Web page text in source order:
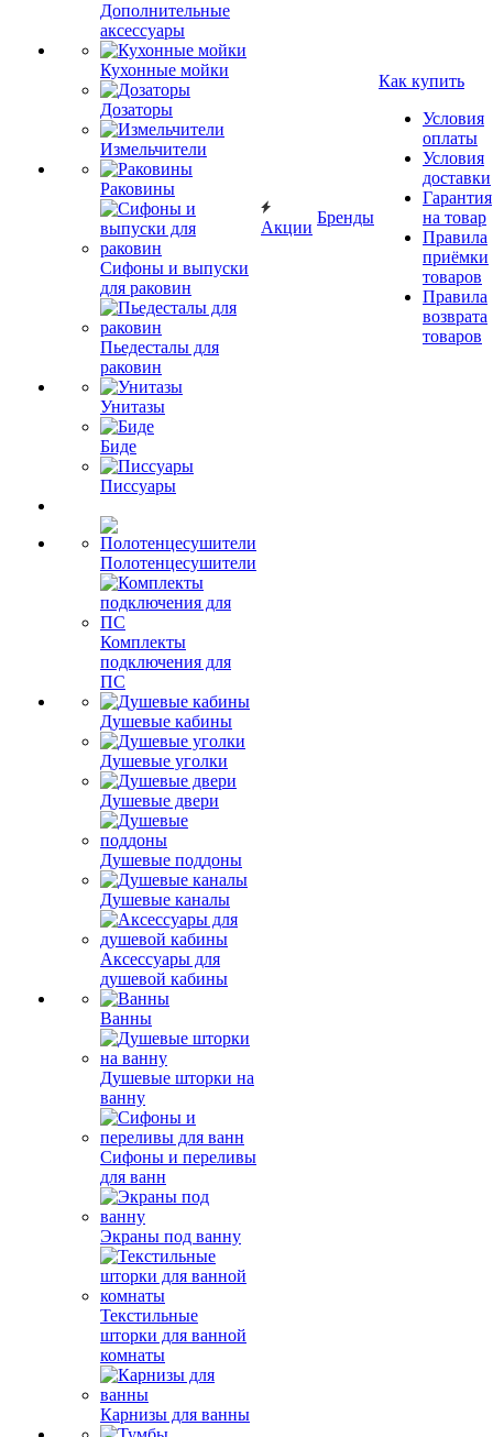
Дополнительные
аксессуары
Кухонные мойки
Дозаторы
Измельчители
Раковины
Сифоны и выпуски
для раковин
Пьедесталы для
раковин
Унитазы
Биде
Писсуары
Полотенцесушители
Комплекты
подключения для
ПС
Душевые кабины
Душевые уголки
Душевые двери
Душевые поддоны
Душевые каналы
Аксессуары для
душевой кабины
Ванны
Душевые шторки на
ванну
Сифоны и переливы
для ванн
Экраны под ванну
Текстильные
шторки для ванной
комнаты
Карнизы для ванны
Акции
Бренды
Как купить
Условия
оплаты
Условия
доставки
Гарантия
на товар
Правила
приёмки
товаров
Правила
возврата
товаров